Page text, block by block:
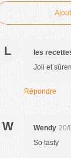
L les
Joli et
Répondre
W Wendy 20/
So tasty